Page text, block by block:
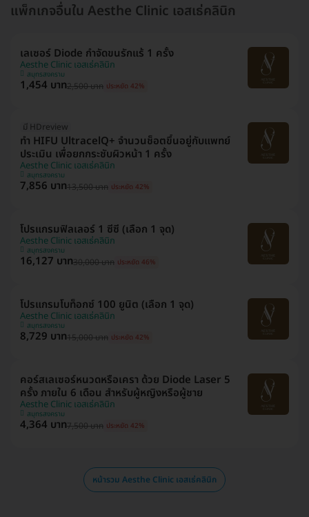
แพ็กเกจอื่นใน Aesthe Clinic เอสเธ่คลินิก
เลเซอร์ Diode กำจัดขนรักแร้ 1 ครั้ง
Aesthe Clinic เอสเธ่คลินิก
สมุทรสงคราม
1,454 บาท2,500 บาท ประหยัด 42%
มี HDreview
ทำ HIFU UltracelQ+ จำนวนช็อตขึ้นอยู่กับแพทย์
ประเมิน เพื่อยกกระชับผิวหน้า 1 ครั้ง
Aesthe Clinic เอสเธ่คลินิก
สมุทรสงคราม
7,856 บาท13,500 บาท ประหยัด 42%
โปรแกรมฟิลเลอร์ 1 ซีซี (เลือก 1 จุด)
Aesthe Clinic เอสเธ่คลินิก
สมุทรสงคราม
16,127 บาท30,000 บาท ประหยัด 46%
โปรแกรมโบท็อกซ์ 100 ยูนิต (เลือก 1 จุด)
Aesthe Clinic เอสเธ่คลินิก
สมุทรสงคราม
8,729 บาท15,000 บาท ประหยัด 42%
คอร์สเลเซอร์หนวดหรือเครา ด้วย Diode Laser 5
ครั้ง ภายใน 6 เดือน สำหรับผู้หญิงหรือผู้ชาย
Aesthe Clinic เอสเธ่คลินิก
สมุทรสงคราม
4,364 บาท7,500 บาท ประหยัด 42%
หน้ารวม Aesthe Clinic เอสเธ่คลินิก